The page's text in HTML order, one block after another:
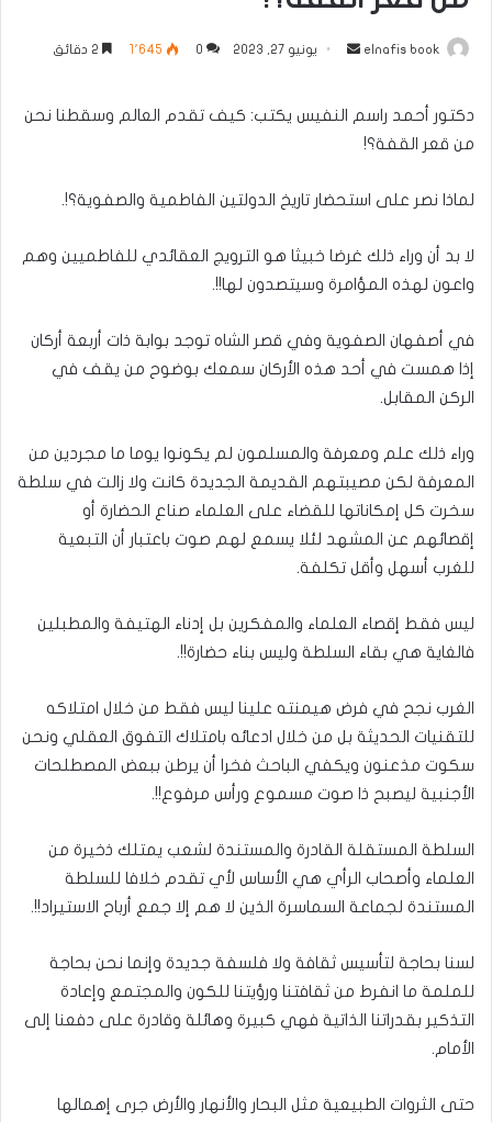
elnafis book
أرسل
يونيو 27, 2023 0 1٬645
دكتور أحمد راسم النفيس يكتب: كيف تقدم العالم وسقطنا نحن
من قعر القفة؟!
لماذا نصر على استحضار تاريخ الدولتين الفاطمية والصفوية؟!.
لا بد أن وراء ذلك غرضا خبيثا هو الترويج العقائدي للفاطميين وهم
واعون لهذه المؤامرة وسيتصدون لها!!.
في أصفهان الصفوية وفي قصر الشاه توجد بوابة ذات أربعة أركان
إذا همست في أحد هذه الأركان سمعك بوضوح من يقف في
الركن المقابل.
وراء ذلك علم ومعرفة والمسلمون لم يكونوا يوما ما مجردين من
المعرفة لكن مصيبتهم القديمة الجديدة كانت ولا زالت في سلطة
سخرت كل إمكاناتها للقضاء على العلماء صناع الحضارة أو
إقصائهم عن المشهد لئلا يسمع لهم صوت باعتبار أن التبعية
للغرب أسهل وأقل تكلفة.
ليس فقط إقصاء العلماء والمفكرين بل إدناء الهتيفة والمطبلين
فالغاية هي بقاء السلطة وليس بناء حضارة!!.
الغرب نجح في فرض هيمنته علينا ليس فقط من خلال امتلاكه
للتقنيات الحديثة بل من خلال ادعائه بامتلاك التفوق العقلي ونحن
سكوت مذعنون ويكفي الباحث فخرا أن يرطن ببعض المصطلحات
الأجنبية ليصبح ذا صوت مسموع ورأس مرفوع!!.
السلطة المستقلة القادرة والمستندة لشعب يمتلك ذخيرة من
العلماء وأصحاب الرأي هي الأساس لأي تقدم خلافا للسلطة
المستندة لجماعة السماسرة الذين لا هم إلا جمع أرباح الاستيراد!!.
لسنا بحاجة لتأسيس ثقافة ولا فلسفة جديدة وإنما نحن بحاجة
للملمة ما انفرط من ثقافتنا ورؤيتنا للكون والمجتمع وإعادة
التذكير بقدراتنا الذاتية فهي كبيرة وهائلة وقادرة على دفعنا إلى
الأمام.
حتى الثروات الطبيعية مثل البحار والأنهار والأرض جرى إهمالها